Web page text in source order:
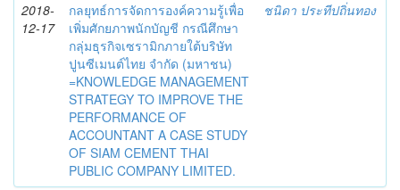
2018-
12-17
กลยุทธ์การจัดการองค์ความรู้เพื่อ
เพิ่มศักยภาพนักบัญชี กรณีศึกษา
กลุ่มธุรกิจเซรามิกภายใต้บริษัท
ปูนซีเมนต์ไทย จำกัด (มหาชน)
=KNOWLEDGE MANAGEMENT
STRATEGY TO IMPROVE THE
PERFORMANCE OF
ACCOUNTANT A CASE STUDY
OF SIAM CEMENT THAI
PUBLIC COMPANY LIMITED.
ชนิดา ประทีปถิ่นทอง